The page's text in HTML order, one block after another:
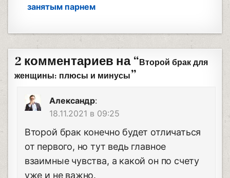
занятым парнем
2 комментариев на “Второй брак для
женщины: плюсы и минусы”
Александр:
18.11.2021 в 09:25
Второй брак конечно будет отличаться
от первого, но тут ведь главное
взаимные чувства, а какой он по счету
уже и не важно.